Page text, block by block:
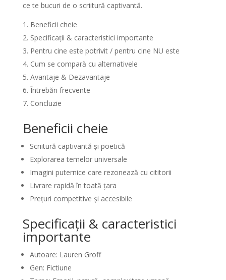
ce te bucuri de o scriitură captivantă.
Beneficii cheie
Specificații & caracteristici importante
Pentru cine este potrivit / pentru cine NU este
Cum se compară cu alternativele
Avantaje & Dezavantaje
Întrebări frecvente
Concluzie
Beneficii cheie
Scriitură captivantă și poetică
Explorarea temelor universale
Imagini puternice care rezonează cu cititorii
Livrare rapidă în toată țara
Prețuri competitive și accesibile
Specificații & caracteristici
importante
Autoare: Lauren Groff
Gen: Fictiune